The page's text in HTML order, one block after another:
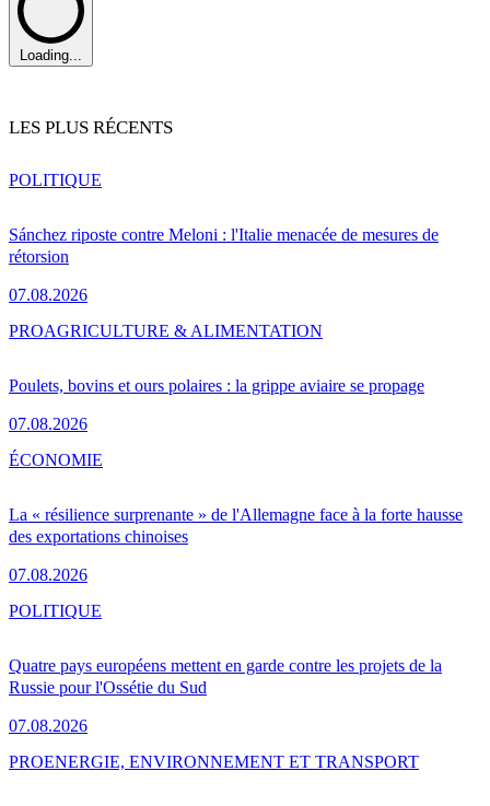
Loading...
LES PLUS RÉCENTS
Sánchez riposte contre Meloni : l'Italie menacée de mesures de
rétorsion
07.08.2026
POLITIQUE
Poulets, bovins et ours polaires : la grippe aviaire se propage
07.08.2026
PROAGRICULTURE & ALIMENTATION
La « résilience surprenante » de l'Allemagne face à la forte hausse
des exportations chinoises
07.08.2026
ÉCONOMIE
Quatre pays européens mettent en garde contre les projets de la
Russie pour l'Ossétie du Sud
07.08.2026
POLITIQUE
PROENERGIE, ENVIRONNEMENT ET TRANSPORT